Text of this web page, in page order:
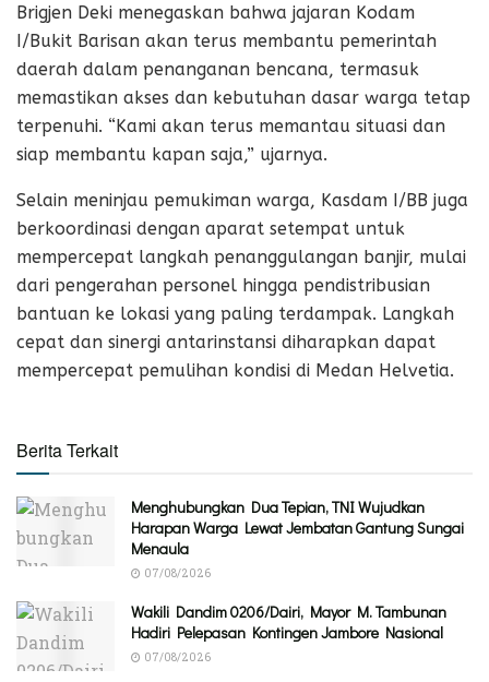
Brigjen Deki menegaskan bahwa jajaran Kodam
I/Bukit Barisan akan terus membantu pemerintah
daerah dalam penanganan bencana, termasuk
memastikan akses dan kebutuhan dasar warga tetap
terpenuhi. “Kami akan terus memantau situasi dan
siap membantu kapan saja,” ujarnya.
Selain meninjau pemukiman warga, Kasdam I/BB juga
berkoordinasi dengan aparat setempat untuk
mempercepat langkah penanggulangan banjir, mulai
dari pengerahan personel hingga pendistribusian
bantuan ke lokasi yang paling terdampak. Langkah
cepat dan sinergi antarinstansi diharapkan dapat
mempercepat pemulihan kondisi di Medan Helvetia.
Berita Terkait
Menghubungkan Dua Tepian, TNI Wujudkan
Harapan Warga Lewat Jembatan Gantung Sungai
Menaula
07/08/2026
Wakili Dandim 0206/Dairi, Mayor M. Tambunan
Hadiri Pelepasan Kontingen Jambore Nasional
07/08/2026